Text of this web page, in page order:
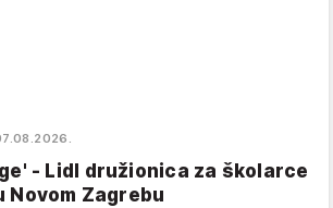
- Lidl družionica za školarce
Novom Zagrebu